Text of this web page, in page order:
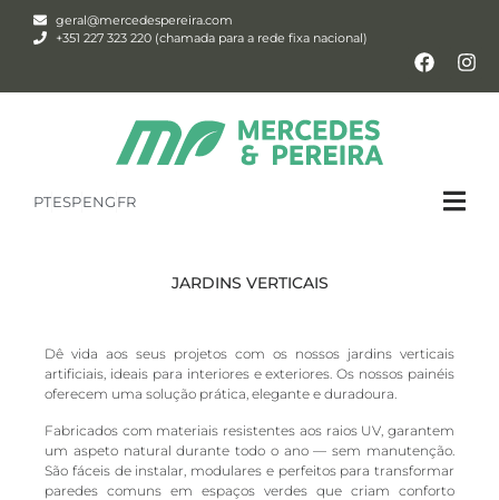
geral@mercedespereira.com
+351 227 323 220 (chamada para a rede fixa nacional)
PTESPENGFR
JARDINS VERTICAIS
Dê vida aos seus projetos com os nossos jardins verticais
artificiais, ideais para interiores e exteriores. Os nossos painéis
oferecem uma solução prática, elegante e duradoura.
Fabricados com materiais resistentes aos raios UV, garantem
um aspeto natural durante todo o ano — sem manutenção.
São fáceis de instalar, modulares e perfeitos para transformar
paredes comuns em espaços verdes que criam conforto